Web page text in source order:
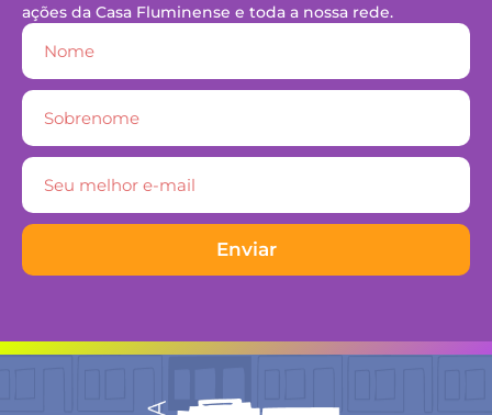
ações da Casa Fluminense e toda a nossa rede.
Enviar